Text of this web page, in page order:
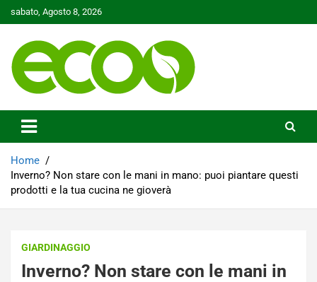
to
sabato, Agosto 8, 2026
Ecoo.it
Home
Inverno? Non stare con le mani in mano: puoi piantare questi
prodotti e la tua cucina ne gioverà
GIARDINAGGIO
Inverno? Non stare con le mani in